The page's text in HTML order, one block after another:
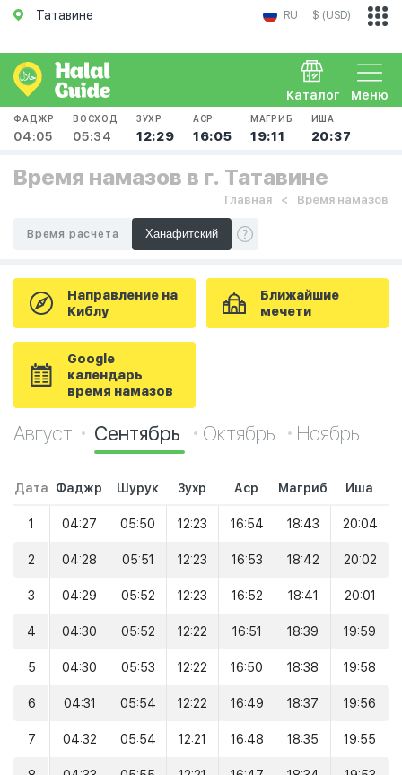
Татавине RU $ (USD)
Меню
Каталог
ФАДЖР
04:05
ВОСХОД
05:34
ЗУХР
12:29
АСР
16:05
МАГРИБ
19:11
ИША
20:37
Время намазов в г. Татавине
Главная Время намазов
Время расчета
Направление на
Киблу
Ближайшие
мечети
Google
календарь
время намазов
Август Сентябрь Октябрь Ноябрь
Дата Фаджр Шурук Зухр Аср Магриб Иша
1 04:27 05:50 12:23 16:54 18:43 20:04
2 04:28 05:51 12:23 16:53 18:42 20:02
3 04:29 05:52 12:23 16:52 18:41 20:01
4 04:30 05:52 12:22 16:51 18:39 19:59
5 04:30 05:53 12:22 16:50 18:38 19:58
6 04:31 05:54 12:22 16:49 18:37 19:56
7 04:32 05:54 12:21 16:48 18:35 19:55